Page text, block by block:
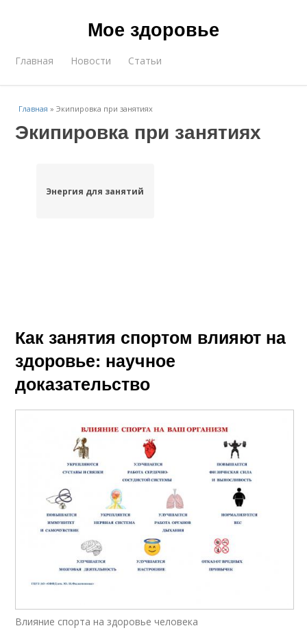
Мое здоровье
Главная Новости Статьи
Главная »Экипировка при занятиях
Экипировка при занятиях
Энергия для занятий
Как занятия спортом влияют на
здоровье: научное
доказательство
Влияние спорта на здоровье человека